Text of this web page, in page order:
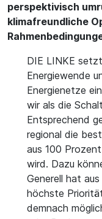
perspektivisch
klimafreundliche
DIE LINKE
Energiewende
Energienetze
wir als die
Entsprechend
regional die
aus 100
wird. Dazu
Generell hat
höchste
demnach